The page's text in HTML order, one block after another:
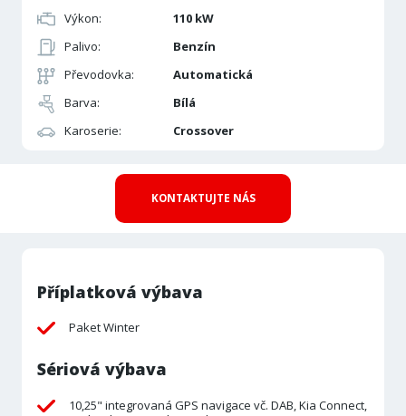
Výkon:
110 kW
Palivo:
Benzín
Převodovka:
Automatická
Barva:
Bílá
Karoserie:
Crossover
KONTAKTUJTE NÁS
Příplatková výbava
Paket Winter
Sériová výbava
10,25" integrovaná GPS navigace vč. DAB, Kia Connect,